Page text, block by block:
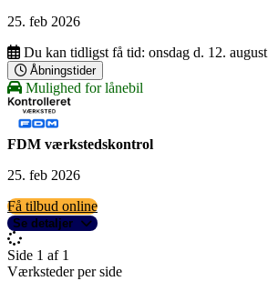
25. feb 2026
Du kan tidligst få tid: onsdag d. 12. august
Åbningstider
Mulighed for lånebil
FDM værkstedskontrol
25. feb 2026
Få tilbud online
Se detaljer
Side 1 af 1
Værksteder per side